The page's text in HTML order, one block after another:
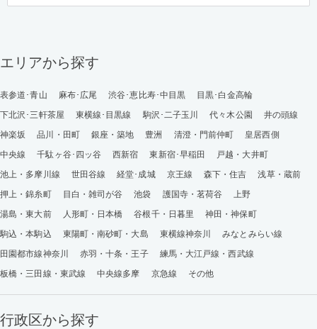
エリアから探す
表参道･青山 麻布･広尾 渋谷･恵比寿･中目黒
目黒･白金高輪
下北沢･三軒茶屋
東横線･目黒線 駒沢･二子玉川 代々木公園
井の頭線
神楽坂
品川・田町 銀座・築地 豊洲 清澄・門前仲町
皇居西側
中央線
千駄ヶ谷･四ッ谷 西新宿 東新宿･早稲田
戸越・大井町
池上・多摩川線
世田谷線 経堂･成城 京王線 森下・住吉
浅草・蔵前
押上・錦糸町
目白・雑司が谷 池袋 護国寺・茗荷谷
上野
湯島・東大前
人形町・日本橋 谷根千・日暮里
神田・神保町
駒込・本駒込
東陽町・南砂町・大島 東横線神奈川
みなとみらい線
田園都市線神奈川
赤羽・十条・王子
練馬・大江戸線・西武線
板橋・三田線・東武線
中央線多摩 京急線 その他
行政区から探す